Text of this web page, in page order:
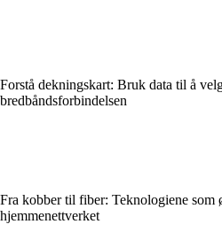
Forstå dekningskart: Bruk data til å
bredbåndsforbindelsen
Fra kobber til fiber: Teknologiene som
hjemmenettverket